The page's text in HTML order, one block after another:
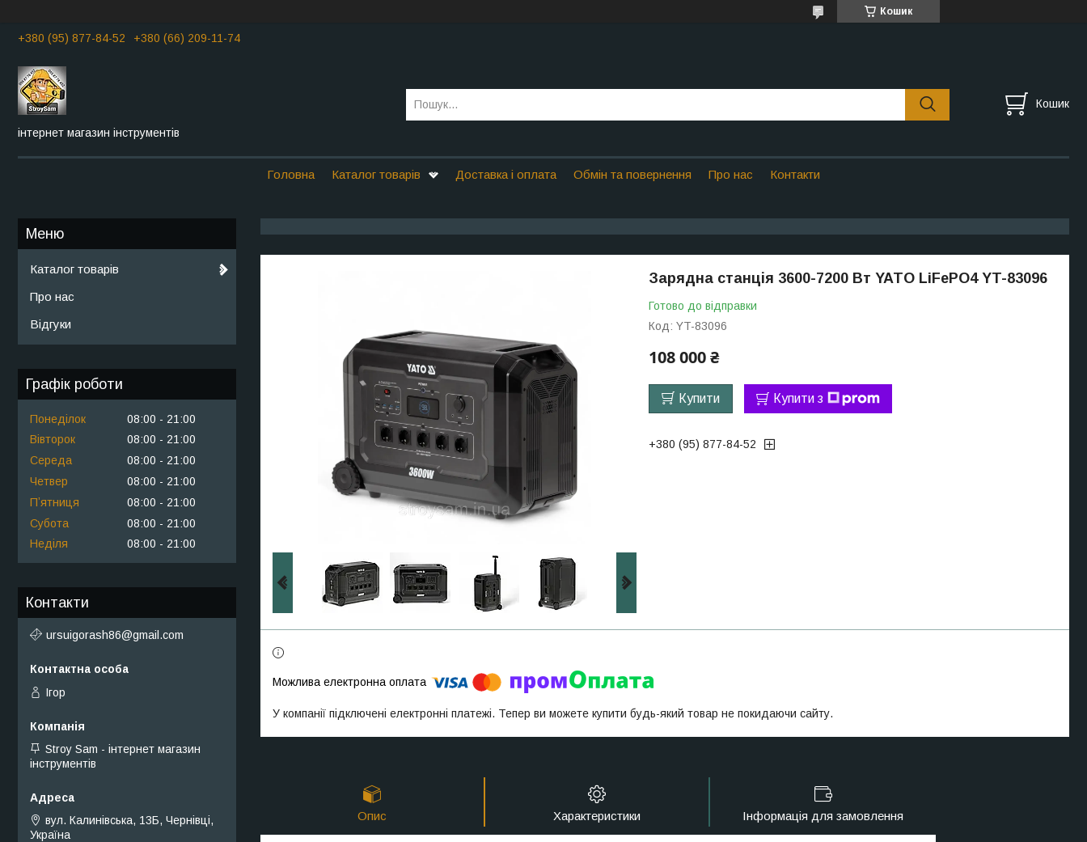
Кошик
+380 (95) 877-84-52 +380 (66) 209-11-74
інтернет магазин інструментів
Кошик
Головна Каталог товарів Доставка і оплата Обмін та повернення Про нас Контакти
Зарядна станція 3600-7200 Вт YATO LiFePO4 YT-83096
Готово до відправки
Код: YT-83096
108 000 ₴
Купити Купити з
+380 (95) 877-84-52
У компанії підключені електронні платежі. Тепер ви можете купити будь-який товар не покидаючи сайту.
Опис Характеристики Інформація для замовлення
Каталог товарів
Про нас
Відгуки
Графік роботи
Понеділок 08:00
21:00
Вівторок
08:00
21:00
Середа
08:00
21:00
Четвер
08:00
21:00
Пʼятниця
08:00
21:00
Субота
08:00
21:00
Неділя
08:00 21:00
Контакти
ursuigorash86@gmail.com
Ігор
Stroy Sam - інтернет магазин
інструментів
вул. Калинівська, 13Б, Чернівці,
Україна